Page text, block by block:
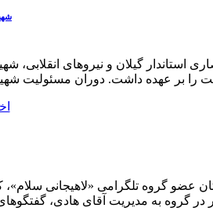
و دوستان عضو گروه تلگرامی «لاهیجانی